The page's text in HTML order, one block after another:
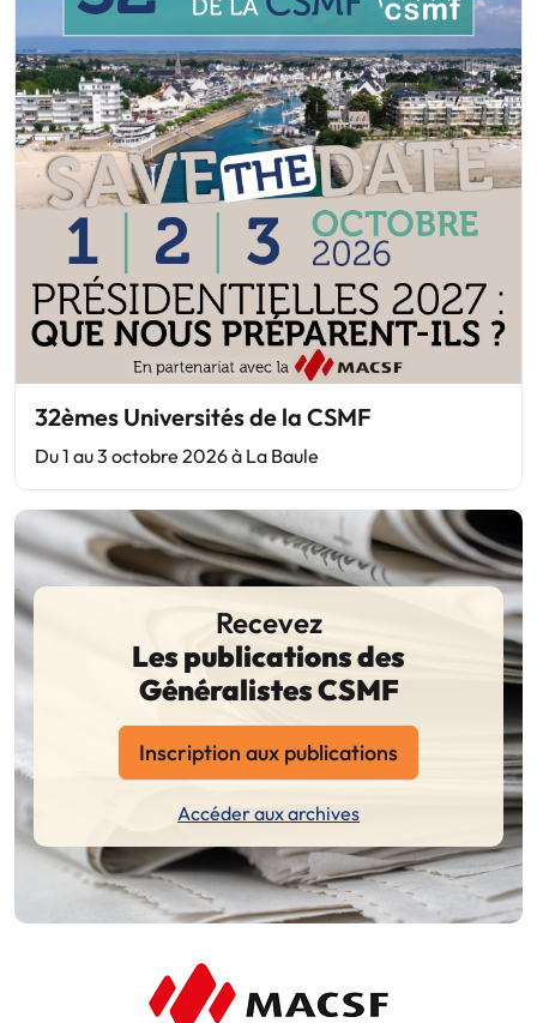
32èmes Universités de la CSMF
Du 1 au 3 octobre 2026 à La Baule
Recevez
Les publications des
Généralistes CSMF
Inscription aux publications
Accéder aux archives